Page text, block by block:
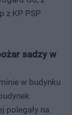
z KP PSP
sadzy w
w budynku
polegały na